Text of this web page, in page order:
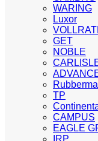
WARING
Luxor
GET
NOBLE
TP
CAMPUS
EAGLE
IRP